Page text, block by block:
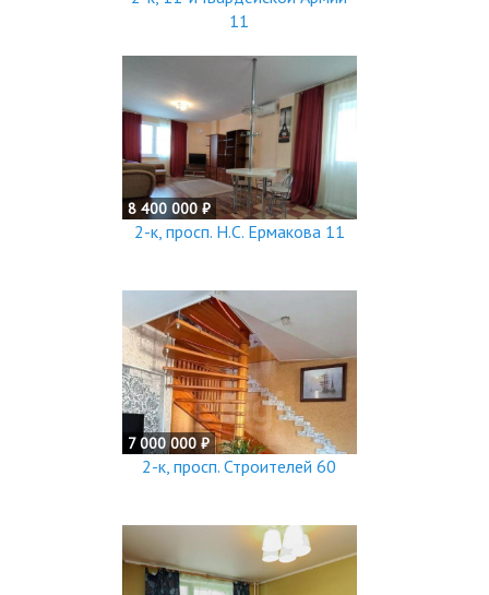
11
8 400 000 ₽
2-к, просп. Н.С. Ермакова 11
7 000 000 ₽
2-к, просп. Строителей 60